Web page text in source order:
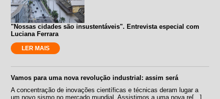
"Nossas cidades são insustentáveis". Entrevista especial com
Luciana Ferrara
LER MAIS
Vamos para uma nova revolução industrial: assim será
A concentração de inovações científicas e técnicas deram lugar a
um novo sismo no mercado mundial. Assistimos a uma nova re[...]